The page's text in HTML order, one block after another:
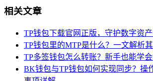
相关文章
TP钱包下载官网正版，守护数字资
TP钱包里的MTP是什么？一文解析
TP多签钱包怎么转账？新手也能学
BK钱包与TP钱包如何实现同步？操